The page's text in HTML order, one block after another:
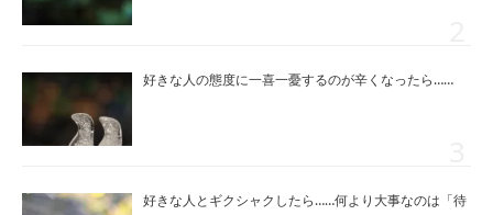
好きな人の態度に一喜一憂するのが辛くなったら……
好きな人とギクシャクしたら……何より大事なのは「待